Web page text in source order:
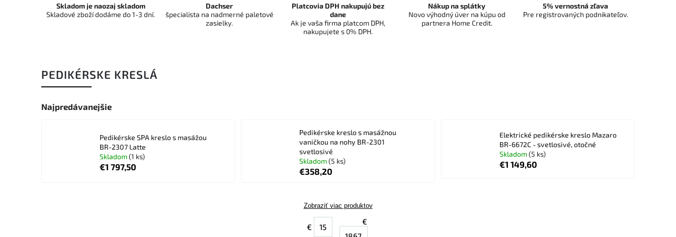
PEDIKÉRSKE KRESLÁ
Najpredávanejšie
Pedikérske SPA kreslo s masážou
BR-2307 Latte
Skladom(1 ks)
€1 797,50
Pedikérske kreslo s masážnou
vaničkou na nohy BR-2301
svetlosivé
Skladom(5 ks)
€358,20
Elektrické pedikérske kreslo Mazaro
BR-6672C - svetlosivé, otočné
Skladom(5 ks)
€1 149,60
Zobraziť viac produktov
€ 15
€
Skladom je naozaj skladom
Skladové zboží dodáme do 1-3 dní.
Dachser
špecialista na nadmerné paletové
zasielky.
Platcovia DPH nakupujú bez
dane
Ak je vaša firma platcom DPH,
nakupujete s 0% DPH.
Nákup na splátky
Novo výhodný úver na kúpu od
partnera Home Credit.
5% vernostná zľava
Pre registrovaných podnikateľov.